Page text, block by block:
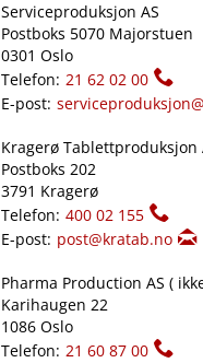
Serviceproduksjon AS
Postboks 5070 Majorstuen
0301 Oslo
Telefon: 21 62 02 00
E-post:
Kragerø
Postboks 202
3791 Kragerø
Telefon: 400 02 155
E-post: post@kratab.no
Pharma Production AS (
Karihaugen 22
1086 Oslo
Telefon: 21 60 87 00